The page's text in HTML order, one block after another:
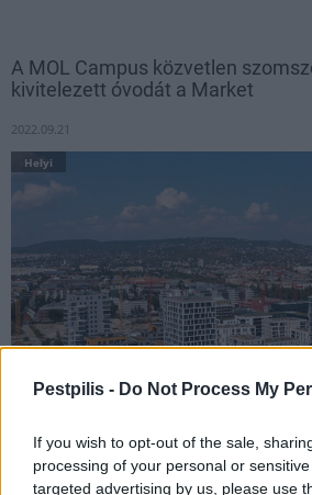
Pestpilis - Do Not Process My
If you wish to opt-out of the sale,
processing of your personal or
targeted advertising by us, please use
A MOL Campus közvetlen
kivitelezett óvodát a Market
2022.09.21
Helyi
Szűk keretek között kellett újragondolni
működési rendszerét.